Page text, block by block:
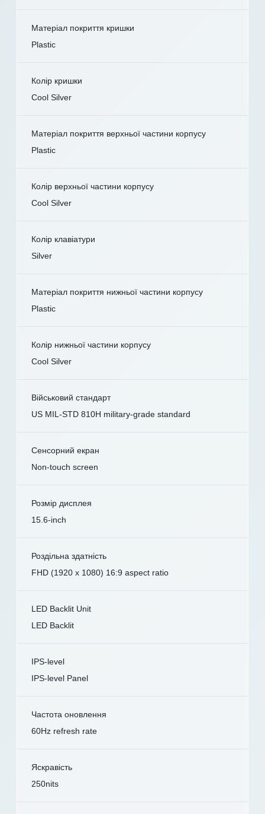
Матеріал покриття кришки
Plastic
Колір кришки
Cool Silver
Матеріал покриття верхньої частини корпусу
Plastic
Колір верхньої частини корпусу
Cool Silver
Колір клавіатури
Silver
Матеріал покриття нижньої частини корпусу
Plastic
Колір нижньої частини корпусу
Cool Silver
Військовий стандарт
US MIL-STD 810H military-grade standard
Сенсорний екран
Non-touch screen
Розмір дисплея
15.6-inch
Роздільна здатність
FHD (1920 x 1080) 16:9 aspect ratio
LED Backlit Unit
LED Backlit
IPS-level
IPS-level Panel
Частота оновлення
60Hz refresh rate
Яскравість
250nits